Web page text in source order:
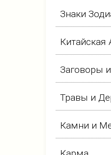
Знаки
Китайская
Заговоры
Травы и
Камни и